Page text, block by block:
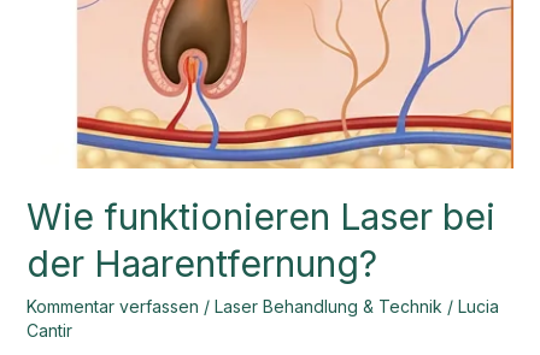
Wie funktionieren Laser bei
der Haarentfernung?
Kommentar verfassen / Laser Behandlung & Technik / Lucia
Cantir